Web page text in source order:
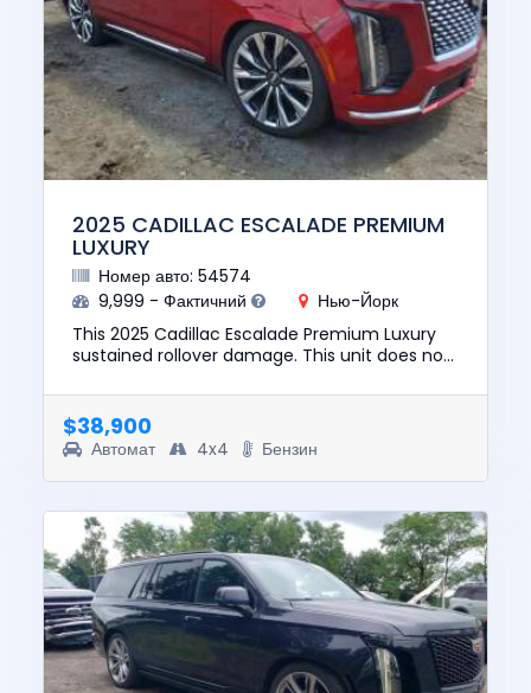
2025 CADILLAC ESCALADE PREMIUM
LUXURY
Номер авто: 54574
9,999 - Фактичний
Нью-Йорк
This 2025 Cadillac Escalade Premium Luxury
sustained rollover damage. This unit does not
this vehicle was...
$38,900
Автомат 4x4 Бензин